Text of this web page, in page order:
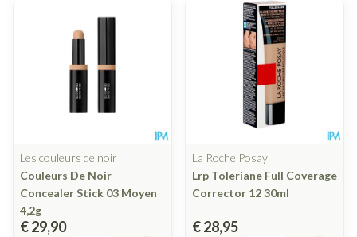
Les couleurs de noir
Couleurs De Noir
Concealer Stick 03 Moyen
4,2g
€ 29,90
La Roche Posay
Lrp Toleriane Full Coverage
Corrector 12 30ml
€ 28,95